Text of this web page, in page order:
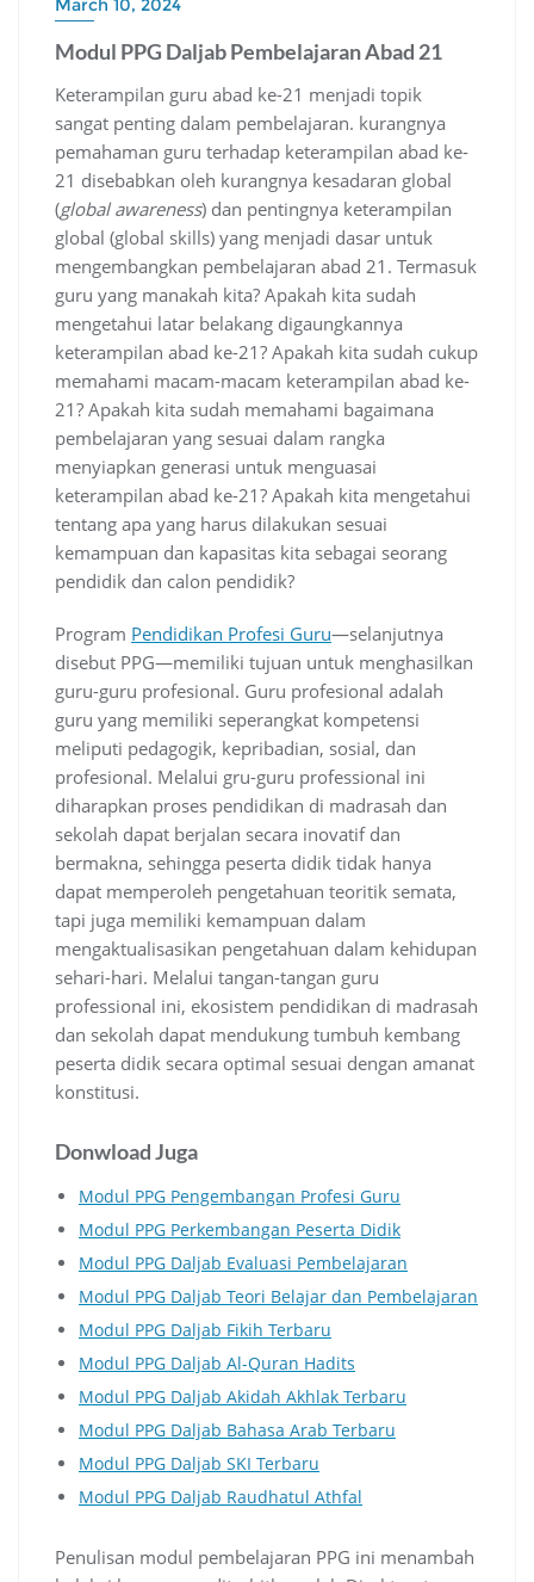
March 10, 2024
Modul PPG Daljab Pembelajaran Abad 21
Keterampilan guru abad ke-21 menjadi topik
sangat penting dalam pembelajaran. kurangnya
pemahaman guru terhadap keterampilan abad ke-
21 disebabkan oleh kurangnya kesadaran global
(global awareness) dan pentingnya keterampilan
global (global skills) yang menjadi dasar untuk
mengembangkan pembelajaran abad 21. Termasuk
guru yang manakah kita? Apakah kita sudah
mengetahui latar belakang digaungkannya
keterampilan abad ke-21? Apakah kita sudah cukup
memahami macam-macam keterampilan abad ke-
21? Apakah kita sudah memahami bagaimana
pembelajaran yang sesuai dalam rangka
menyiapkan generasi untuk menguasai
keterampilan abad ke-21? Apakah kita mengetahui
tentang apa yang harus dilakukan sesuai
kemampuan dan kapasitas kita sebagai seorang
pendidik dan calon pendidik?
Program Pendidikan Profesi Guru—selanjutnya
disebut PPG—memiliki tujuan untuk menghasilkan
guru-guru profesional. Guru profesional adalah
guru yang memiliki seperangkat kompetensi
meliputi pedagogik, kepribadian, sosial, dan
profesional. Melalui gru-guru professional ini
diharapkan proses pendidikan di madrasah dan
sekolah dapat berjalan secara inovatif dan
bermakna, sehingga peserta didik tidak hanya
dapat memperoleh pengetahuan teoritik semata,
tapi juga memiliki kemampuan dalam
mengaktualisasikan pengetahuan dalam kehidupan
sehari-hari. Melalui tangan-tangan guru
professional ini, ekosistem pendidikan di madrasah
dan sekolah dapat mendukung tumbuh kembang
peserta didik secara optimal sesuai dengan amanat
konstitusi.
Donwload Juga
Modul PPG Pengembangan Profesi Guru
Modul PPG Perkembangan Peserta Didik
Modul PPG Daljab Evaluasi Pembelajaran
Modul PPG Daljab Teori Belajar dan Pembelajaran
Modul PPG Daljab Fikih Terbaru
Modul PPG Daljab Al-Quran Hadits
Modul PPG Daljab Akidah Akhlak Terbaru
Modul PPG Daljab Bahasa Arab Terbaru
Modul PPG Daljab SKI Terbaru
Modul PPG Daljab Raudhatul Athfal
Penulisan modul pembelajaran PPG ini menambah